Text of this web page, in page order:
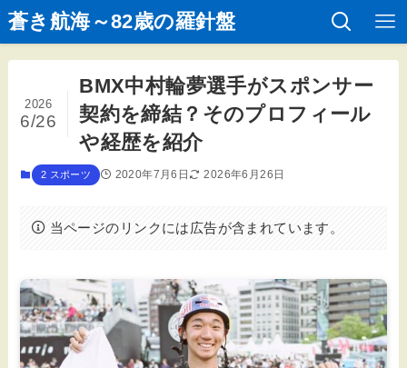
蒼き航海～82歳の羅針盤
BMX中村輪夢選手がスポンサー
契約を締結？そのプロフィール
や経歴を紹介
2026
6/26
2 スポーツ 2020年7月6日 2026年6月26日
当ページのリンクには広告が含まれています。